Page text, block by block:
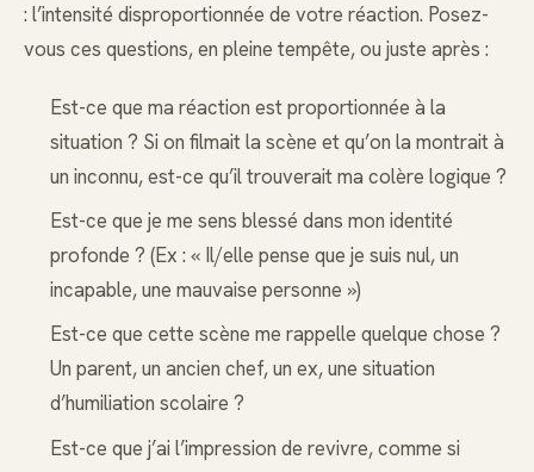
: l’intensité disproportionnée de votre réaction. Posez-
vous ces questions, en pleine tempête, ou juste après :
Est-ce que ma réaction est proportionnée à la
situation ? Si on filmait la scène et qu’on la montrait à
un inconnu, est-ce qu’il trouverait ma colère logique ?
Est-ce que je me sens blessé dans mon identité
profonde ? (Ex : « Il/elle pense que je suis nul, un
incapable, une mauvaise personne »)
Est-ce que cette scène me rappelle quelque chose ?
Un parent, un ancien chef, un ex, une situation
d’humiliation scolaire ?
Est-ce que j’ai l’impression de revivre, comme si